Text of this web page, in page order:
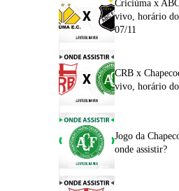
Criciúma x
vivo, horário do
07/11
CRB x
vivo, horário do
Jogo da
onde assistir?